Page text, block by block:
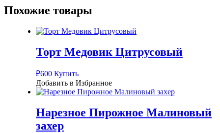
Кофейное
облако
Похожие товары
Торт Медовик Цитрусовый
₽600 Купить
Добавить в Избранное
Нарезное Пирожное Малиновый
захер